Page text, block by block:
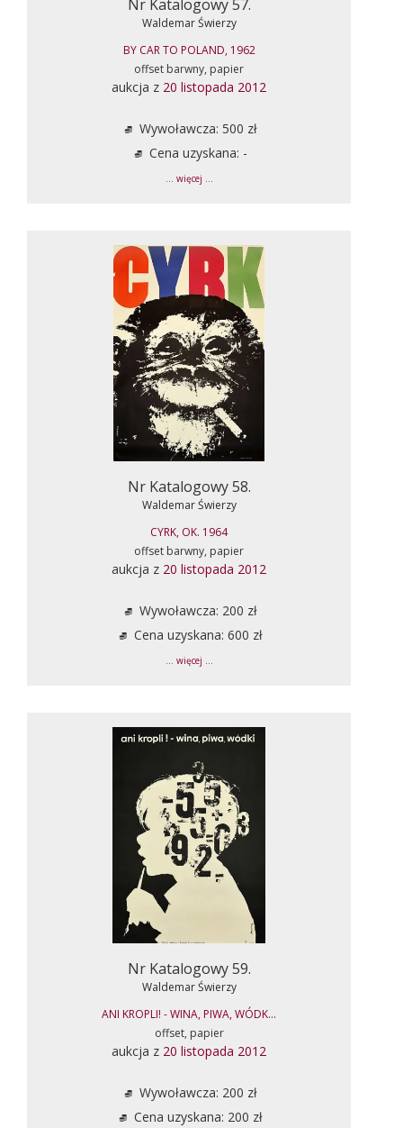
Nr Katalogowy 57.
Waldemar Świerzy
BY CAR TO POLAND, 1962
offset barwny, papier
aukcja z 20 listopada 2012
Wywoławcza: 500 zł
Cena uzyskana: -
... więcej ...
Nr Katalogowy 58.
Waldemar Świerzy
CYRK, OK. 1964
offset barwny, papier
aukcja z 20 listopada 2012
Wywoławcza: 200 zł
Cena uzyskana: 600 zł
... więcej ...
Nr Katalogowy 59.
Waldemar Świerzy
ANI KROPLI! - WINA, PIWA, WÓDK...
offset, papier
aukcja z 20 listopada 2012
Wywoławcza: 200 zł
Cena uzyskana: 200 zł